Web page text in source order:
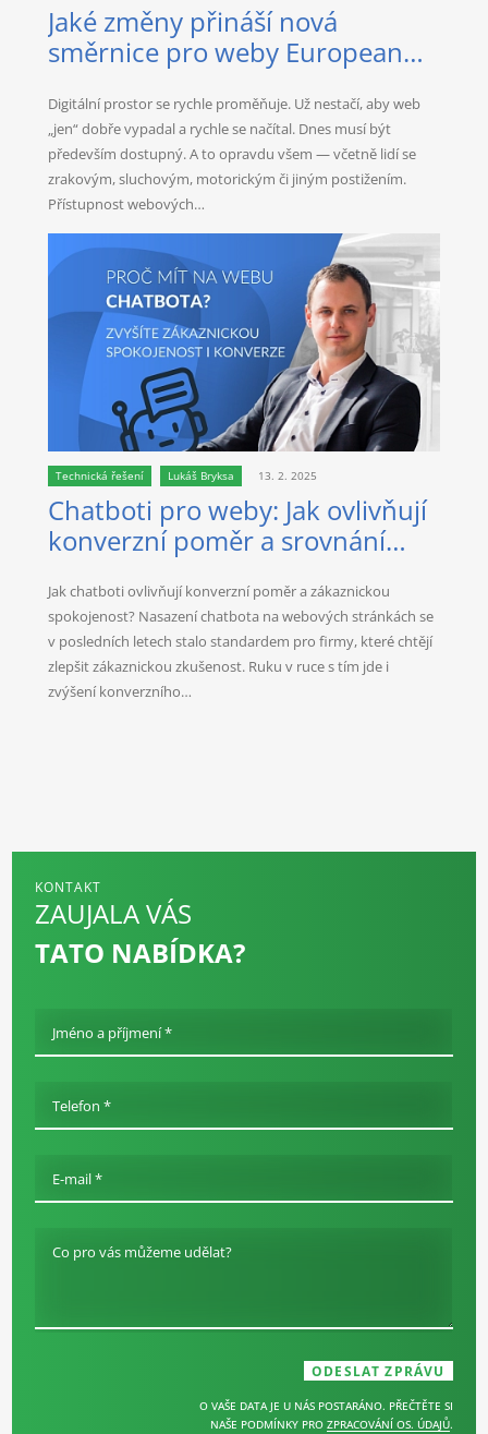
Jaké změny přináší nová
směrnice pro weby European
Digitální prostor se rychle proměňuje. Už nestačí, aby web
„jen“ dobře vypadal a rychle se načítal. Dnes musí být
především dostupný. A to opravdu všem — včetně lidí se
zrakovým, sluchovým, motorickým či jiným postižením.
Přístupnost webových…
Technická řešení Lukáš Bryksa 13. 2. 2025
Chatboti pro weby: Jak ovlivňují
konverzní poměr a srovnání
Jak chatboti ovlivňují konverzní poměr a zákaznickou
spokojenost? Nasazení chatbota na webových stránkách se
v posledních letech stalo standardem pro firmy, které chtějí
zlepšit zákaznickou zkušenost. Ruku v ruce s tím jde i
zvýšení konverzního…
KONTAKT
ZAUJALA VÁS
TATO NABÍDKA?
Jméno a příjmení *
Telefon *
E-mail *
Co pro vás můžeme udělat?
O VAŠE DATA JE U NÁS POSTARÁNO. PŘEČTĚTE SI
NAŠE PODMÍNKY PRO ZPRACOVÁNÍ OS. ÚDAJŮ.